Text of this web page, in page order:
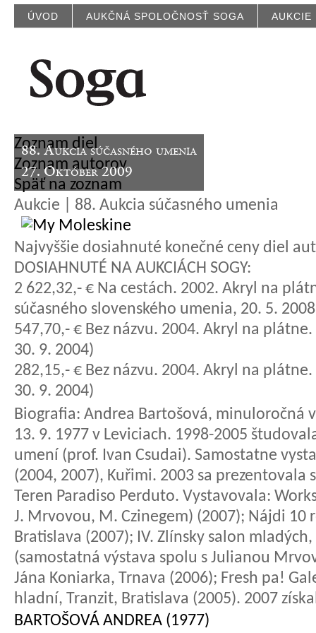
ÚVOD AUKČNÁ SPOLOČNOSŤ SOGA AUKCIE
88. Aukcia súčasného umenia
27. Október 2009
Zoznam diel
Zoznam autorov
Späť na zoznam
Aukcie | 88. Aukcia súčasného umenia
Najvyššie dosiahnuté konečné ceny diel
DOSIAHNUTÉ NA AUKCIÁCH SOGY:
2 622,32,- € Na cestách. 2002. Akryl na
súčasného slovenského umenia, 20. 5.
547,70,- € Bez názvu. 2004. Akryl na
30. 9. 2004)
282,15,- € Bez názvu. 2004. Akryl na
30. 9. 2004)
Biografia: Andrea Bartošová, minuloročná
13. 9. 1977 v Leviciach. 1998-2005
umení (prof. Ivan Csudai). Samostatne
(2004, 2007), Kuřimi. 2003 sa prezentovala
Teren Paradiso Perduto. Vystavovala:
J. Mrvovou, M. Czinegem) (2007); Nájdi 10
Bratislava (2007); IV. Zlínsky salon
(samostatná výstava spolu s Julianou
Jána Koniarka, Trnava (2006); Fresh pa!
hladní, Tranzit, Bratislava (2005). 2007
BARTOŠOVÁ ANDREA (1977)